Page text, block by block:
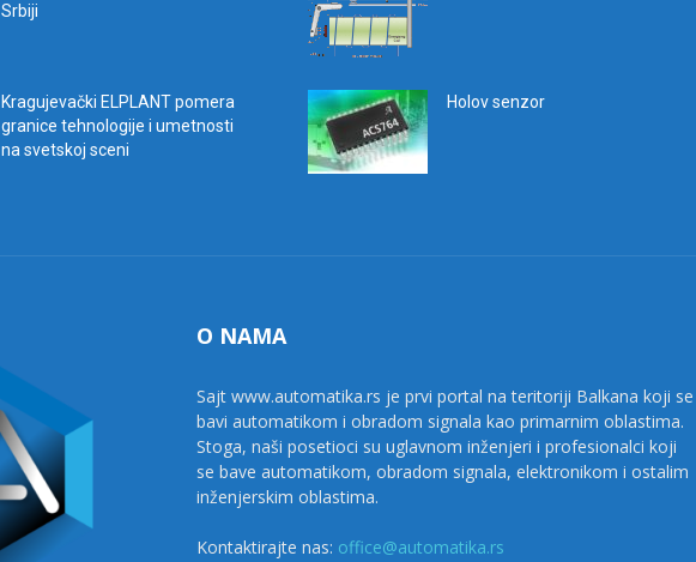
Srbiji
Kragujevački ELPLANT pomera
granice tehnologije i umetnosti
na svetskoj sceni
Holov senzor
O NAMA
Sajt www.automatika.rs je prvi portal na teritoriji Balkana koji se
bavi automatikom i obradom signala kao primarnim oblastima.
Stoga, naši posetioci su uglavnom inženjeri i profesionalci koji
se bave automatikom, obradom signala, elektronikom i ostalim
inženjerskim oblastima.
Kontaktirajte nas: office@automatika.rs